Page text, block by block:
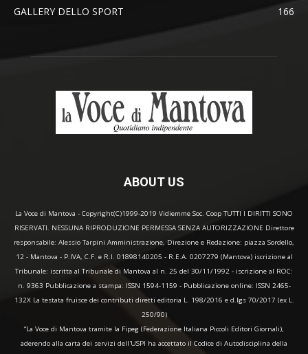
GALLERY DELLO SPORT
166
ABOUT US
La Voce di Mantova - Copyright(C)1999-2019 Vidiemme Soc. Coop TUTTI I DIRITTI SONO
RISERVATI. NESSUNA RIPRODUZIONE PERMESSA SENZA AUTORIZZAZIONE Direttore
responsabile: Alessio Tarpini Amministrazione, Direzione e Redazione: piazza Sordello,
12 - Mantova - P.IVA, C.F. e R.I. 01898140205 - R.E.A. 0207279 (Mantova) iscrizione al
Tribunale: iscritta al Tribunale di Mantova al n. 25 del 30/11/1992 - iscrizione al ROC:
n. 9363 Pubblicazione a stampa: ISSN 1594-1159 - Pubblicazione online: ISSN 2465-
132X La testata fruisce dei contributi diretti editoria L. 198/2016 e d.lgs 70/2017 (ex L.
250/90)
“La Voce di Mantova tramite la Fipeg (Federazione Italiana Piccoli Editori Giornali),
aderendo alla carta dei servizi dell'USPI ha accettato il Codice di Autodisciplina della